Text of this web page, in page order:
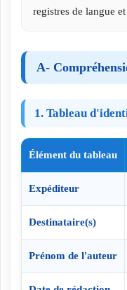
registres de langue
A-
1. Tableau
Élément du tableau
Expéditeur
Destinataire(s)
Prénom de l'auteur